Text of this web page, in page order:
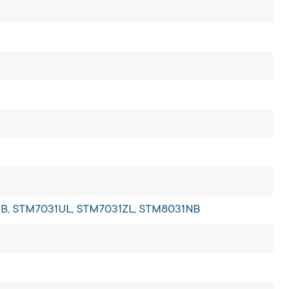
STM7031UL, STM7031ZL, STM8031NB